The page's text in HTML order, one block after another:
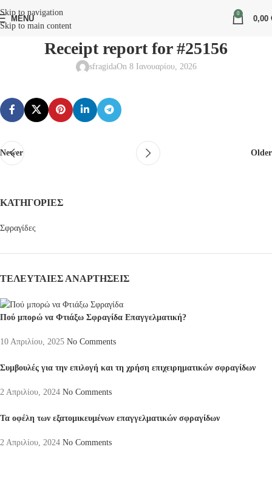
Skip to navigation
Skip to main content
MENU
0
0,00
Receipt report for #25156
sfragidaOn 8 Ιανουαρίου, 2026
Newer Older
KΑΤΗΓΟΡΊΕΣ
Σφραγίδες
ΤΕΛΕΥΤΑΙΕΣ ΑΝΑΡΤΗΣΕΙΣ
Πού μπορώ να Φτιάξω Σφραγίδα Επαγγελματική?
10 Απριλίου, 2025 No Comments
Συμβουλές για την επιλογή και τη χρήση επιχειρηματικών σφραγίδων
2 Απριλίου, 2024 No Comments
Τα οφέλη των εξατομικευμένων επαγγελματικών σφραγίδων
2 Απριλίου, 2024 No Comments